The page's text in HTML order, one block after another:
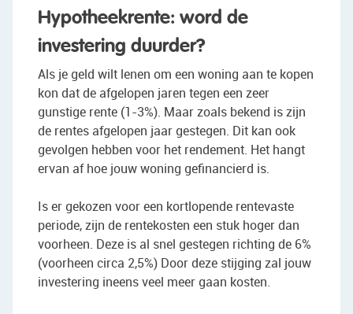
Hypotheekrente: word de
investering duurder?
Als je geld wilt lenen om een woning aan te kopen
kon dat de afgelopen jaren tegen een zeer
gunstige rente (1-3%). Maar zoals bekend is zijn
de rentes afgelopen jaar gestegen. Dit kan ook
gevolgen hebben voor het rendement. Het hangt
ervan af hoe jouw woning gefinancierd is.
Is er gekozen voor een kortlopende rentevaste
periode, zijn de rentekosten een stuk hoger dan
voorheen. Deze is al snel gestegen richting de 6%
(voorheen circa 2,5%) Door deze stijging zal jouw
investering ineens veel meer gaan kosten.